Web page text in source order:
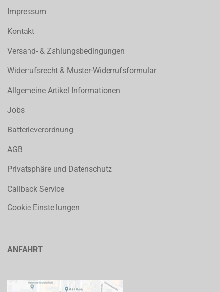
Impressum
Kontakt
Versand- & Zahlungsbedingungen
Widerrufsrecht & Muster-Widerrufsformular
Allgemeine Artikel Informationen
Jobs
Batterieverordnung
AGB
Privatsphäre und Datenschutz
Callback Service
Cookie Einstellungen
ANFAHRT